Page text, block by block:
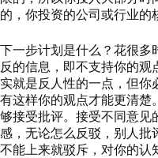
的，你投资的公司或行业的
下一步计划是什么？花很多
反的信息，即不支持你的
实就是反人性的一点，但你
有这样你的观点才能更清楚
够接受批评。接受不同意见
感，无论怎么反驳，别人批
不能上来就驳斥，对你的认